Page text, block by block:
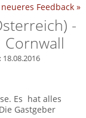
neueres Feedback »
-
18.08.2016
Es hat alles
Gastgeber